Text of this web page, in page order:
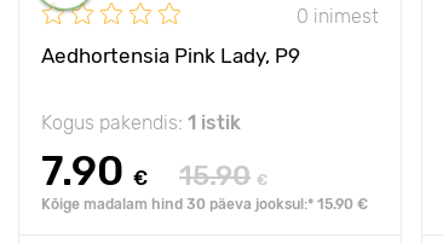
0 inimest
Aedhortensia Pink Lady, P9
Kogus pakendis: 1 istik
7.90 € 15.90 €
Kõige madalam hind 30 päeva jooksul:* 15.90 €